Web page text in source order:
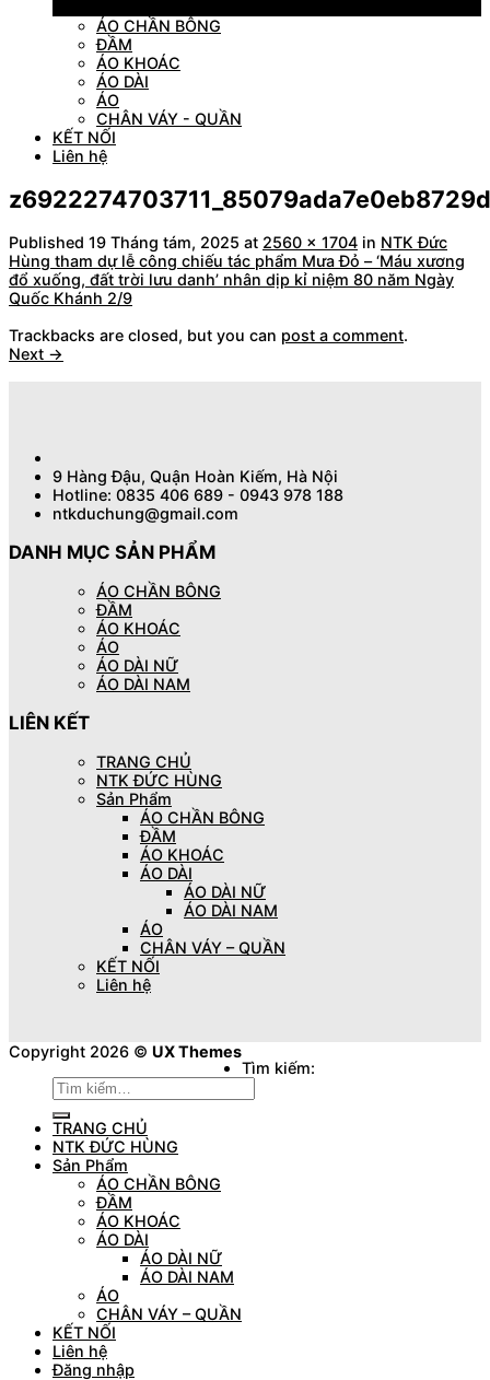
ÁO CHẦN BÔNG
ĐẦM
ÁO KHOÁC
ÁO DÀI
ÁO
CHÂN VÁY - QUẦN
KẾT NỐI
Liên hệ
Published 19 Tháng tám, 2025 at 2560 × 1704 in NTK Đức
Hùng tham dự lễ công chiếu tác phẩm Mưa Đỏ – ‘Máu xương
đổ xuống, đất trời lưu danh’ nhân dịp kỉ niệm 80 năm Ngày
Quốc Khánh 2/9
Trackbacks are closed, but you can post a comment.
Next →
9 Hàng Đậu, Quận Hoàn Kiếm, Hà Nội
Hotline: 0835 406 689 - 0943 978 188
ntkduchung@gmail.com
DANH MỤC SẢN PHẨM
ÁO CHẦN BÔNG
ĐẦM
ÁO KHOÁC
ÁO
ÁO DÀI NỮ
ÁO DÀI NAM
LIÊN KẾT
TRANG CHỦ
NTK ĐỨC HÙNG
Sản Phẩm
ÁO CHẦN BÔNG
ĐẦM
ÁO KHOÁC
ÁO DÀI
ÁO DÀI NỮ
ÁO DÀI NAM
ÁO
CHÂN VÁY – QUẦN
KẾT NỐI
Liên hệ
Copyright 2026 © UX Themes
Tìm kiếm:
TRANG CHỦ
NTK ĐỨC HÙNG
Sản Phẩm
ÁO CHẦN BÔNG
ĐẦM
ÁO KHOÁC
ÁO DÀI
ÁO DÀI NỮ
ÁO DÀI NAM
ÁO
CHÂN VÁY – QUẦN
KẾT NỐI
Liên hệ
Đăng nhập